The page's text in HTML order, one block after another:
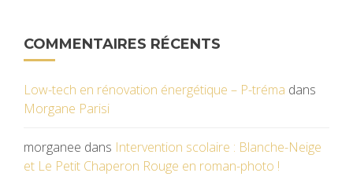
COMMENTAIRES RÉCENTS
Low-tech en rénovation énergétique – P-tréma dans
Morgane Parisi
morganee dans Intervention scolaire : Blanche-Neige
et Le Petit Chaperon Rouge en roman-photo !